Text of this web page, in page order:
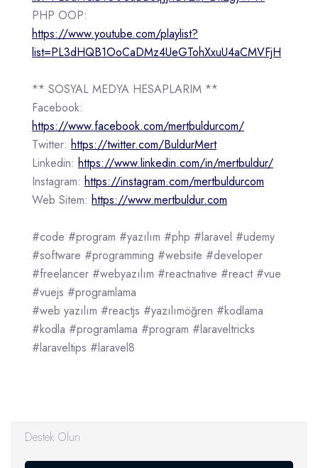
PHP OOP:
https://www.youtube.com/playlist?
list=PL3dHQB1OoCaDMz4UeGTohXxuU4aCMVFjH
** SOSYAL MEDYA HESAPLARIM **
Facebook:
https://www.facebook.com/mertbuldurcom/
Twitter: https://twitter.com/BuldurMert
Linkedin: https://www.linkedin.com/in/mertbuldur/
Instagram: https://instagram.com/mertbuldurcom
Web Sitem: https://www.mertbuldur.com
#code #program #yazılım #php #laravel #udemy
#software #programming #website #developer
#freelancer #webyazılım #reactnative #react #vue
#vuejs #programlama
#web yazılım #reactjs #yazılımöğren #kodlama
#kodla #programlama #program #laraveltricks
#laraveltips #laravel8
Destek Olun